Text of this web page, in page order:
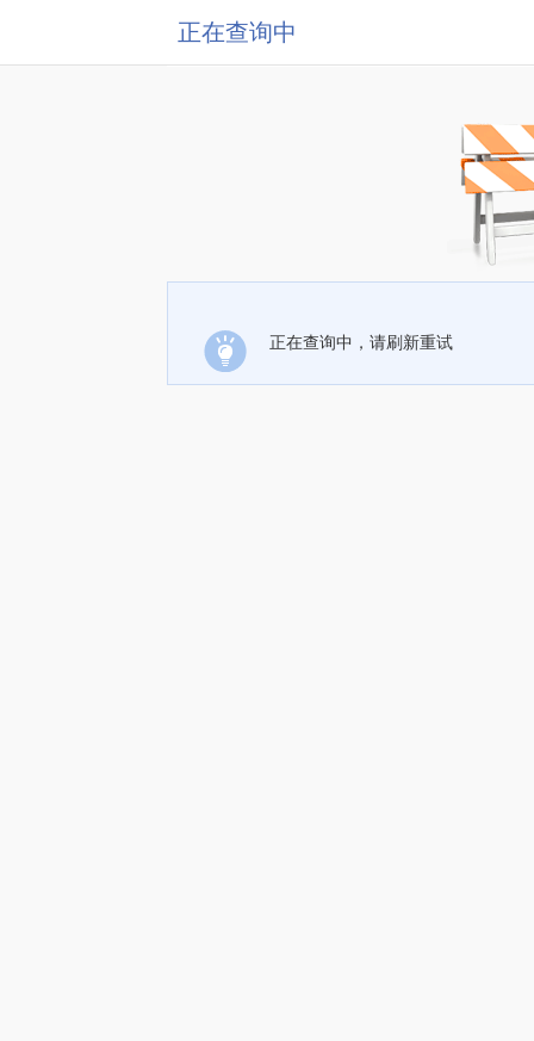
正在查询中
正在查询中，请刷新重试